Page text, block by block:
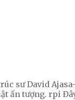
sư David
ấn tượng. rpi